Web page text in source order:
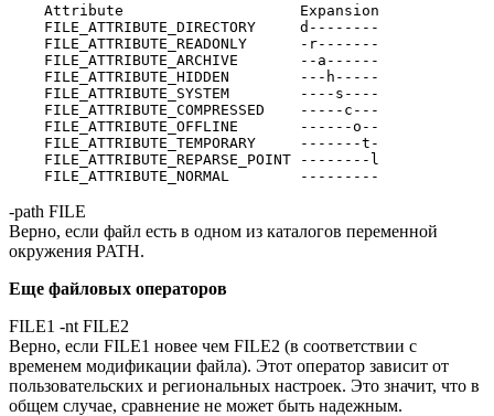
    Attribute                    Expansion
    FILE_ATTRIBUTE_DIRECTORY     d--------
    FILE_ATTRIBUTE_READONLY      -r-------
    FILE_ATTRIBUTE_ARCHIVE       --a------
    FILE_ATTRIBUTE_HIDDEN        ---h-----
    FILE_ATTRIBUTE_SYSTEM        ----s----
    FILE_ATTRIBUTE_COMPRESSED    -----c---
    FILE_ATTRIBUTE_OFFLINE       ------o--
    FILE_ATTRIBUTE_TEMPORARY     -------t-
    FILE_ATTRIBUTE_REPARSE_POINT --------l
-path FILE
Верно, если файл есть в одном из каталогов переменной
окружения PATH.
Еще файловых операторов
FILE1 -nt FILE2
Верно, если FILE1 новее чем FILE2 (в соответствии с
временем модификации файла). Этот оператор зависит от
пользовательских и региональных настроек. Это значит, что в
общем случае, сравнение не может быть надежным.